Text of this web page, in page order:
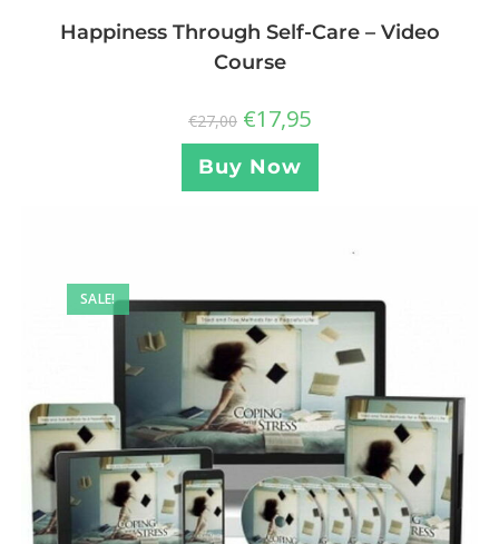
Happiness Through Self-Care – Video
Course
€27,00 €17,95
Buy Now
SALE!